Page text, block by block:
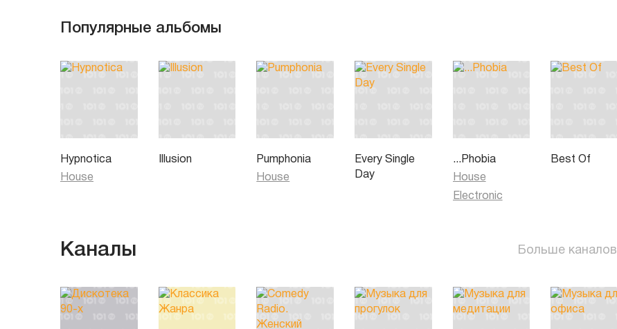
Популярные альбомы
Hypnotica
House
Illusion
Pumphonia
House
Every Single
Day
...Phobia
House
Electronic
Best Of
Каналы Больше каналов